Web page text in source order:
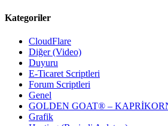
Kategoriler
CloudFlare
Diğer (Video)
Duyuru
E-Ticaret Scriptleri
Forum Scriptleri
Genel
GOLDEN GOAT® –
Grafik